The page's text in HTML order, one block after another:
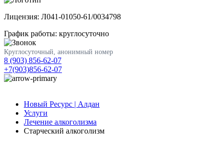
Лицензия: Л041-01050-61/0034798
График работы: круглосуточно
Круглосуточный, анонимный номер
8 (903) 856-62-07
+7(903)856-62-07
Новый Ресурс | Алдан
Услуги
Лечение алкоголизма
Старческий алкоголизм